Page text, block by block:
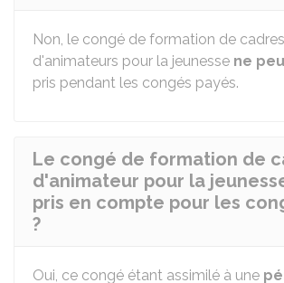
Non, le congé de formation de
d'animateurs pour la jeunesse ne
pris pendant les congés payés.
Le congé de formation de
d'animateur pour la
pris en compte pour les
?
Oui, ce congé étant assimilé à une